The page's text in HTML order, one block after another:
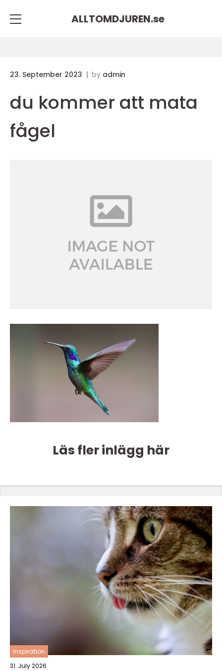
ALLTOMDJUREN.se
23. September 2023 by admin
du kommer att mata
fågel
Läs fler inlägg här
inspiration
31. July 2026